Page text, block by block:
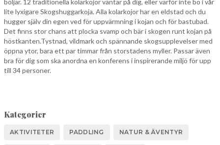
böljar. 12 traditionella kolarkojor väntar på dig, eller varför inte bo i vår
lite lyxigare Skogshuggarkoja. Alla kolarkojor har en eldstad och du
hugger själv din egen ved för uppvärmning i kojan och för bastubad.
Det finns stor chans att plocka svamp och bär i skogen runt kojan på
höstkanten.Tystnad, vildmark och spännande skogsupplevelser med
öppna ytor, bara ett par timmar från storstadens myller. Passar även
bra för dig som ska anordna en konferens i inspirerande miljö för upp
till 34 personer.
Kategorier
AKTIVITETER PADDLING NATUR & ÄVENTYR